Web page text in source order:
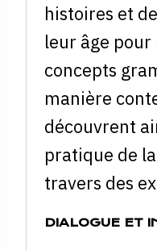
histoires et
leur âge
concepts
manière
découvrent
pratique de
travers des
DIALOGUE ET